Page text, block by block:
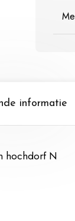
informatie
hochdorf N